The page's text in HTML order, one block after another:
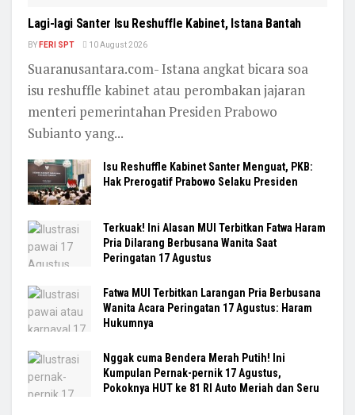
Lagi-lagi Santer Isu Reshuffle Kabinet, Istana Bantah
BY FERI SPT 10 August 2026
Suaranusantara.com- Istana angkat bicara soa
isu reshuffle kabinet atau perombakan jajaran
menteri pemerintahan Presiden Prabowo
Subianto yang...
Isu Reshuffle Kabinet Santer Menguat, PKB:
Hak Prerogatif Prabowo Selaku Presiden
Terkuak! Ini Alasan MUI Terbitkan Fatwa Haram
Pria Dilarang Berbusana Wanita Saat
Peringatan 17 Agustus
Fatwa MUI Terbitkan Larangan Pria Berbusana
Wanita Acara Peringatan 17 Agustus: Haram
Hukumnya
Nggak cuma Bendera Merah Putih! Ini
Kumpulan Pernak-pernik 17 Agustus,
Pokoknya HUT ke 81 RI Auto Meriah dan Seru